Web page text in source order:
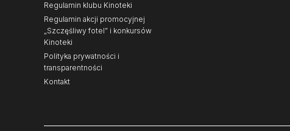
Regulamin klubu Kinoteki
Regulamin akcji promocyjnej
„Szczęśliwy fotel” i konkursów
Kinoteki
Polityka prywatności i
transparentności
Kontakt